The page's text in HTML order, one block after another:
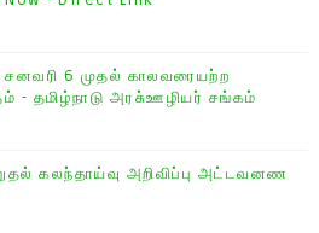
சனவரி 6 முதல் காலவரையற்ற
- தமிழ்நாடு அரசு்ஊழியர் சங்கம்
கலந்தாய்வு அறிவிப்பு அட்டவனண